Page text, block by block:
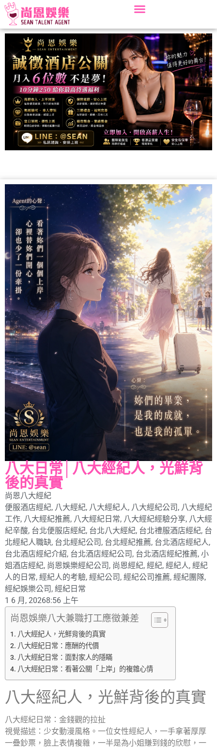
八大日常│八大經紀人，光鮮背
後的真實
尚恩八大經紀
便服酒店經紀, 八大經紀, 八大經紀人, 八大經紀公司 , 八大經紀
工作, 八大經紀推薦, 八大經紀日常, 八大經紀經驗分享, 八大經
紀辛酸, 台北便服店經紀, 台北八大經紀, 台北禮服酒店經紀, 台
北經紀人職缺, 台北經紀公司 , 台北經紀推薦, 台北酒店經紀人,
台北酒店經紀介紹, 台北酒店經紀公司 , 台北酒店經紀推薦, 小
姐酒店經紀, 尚恩娛樂經紀公司 , 尚恩經紀, 經紀, 經紀人, 經紀
人的日常, 經紀人的考驗, 經紀公司 , 經紀公司推薦, 經紀團隊,
經紀娛樂公司 , 經紀日常
1 6 月, 20268:56 上午
尚恩娛樂八大兼職打工應徵兼差
八大經紀人，光鮮背後的真實
八大經紀日常：應酬的代價
八大經紀日常：面對家人的隱瞞
八大經紀日常：看著公關「上岸」的複雜心情
八大經紀人，光鮮背後的真實
八大經紀日常：金錢觀的拉扯
視覺描述：少女動漫風格。一位女性經紀人，一手拿著厚厚
一疊鈔票，臉上表情複雜，一半是為小姐賺到錢的欣慰，一